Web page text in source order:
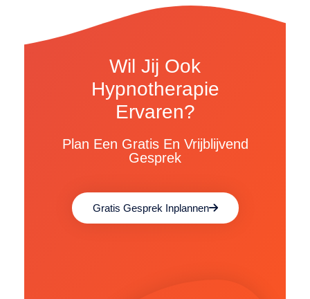
Wil Jij Ook
Hypnotherapie
Ervaren?
Plan Een Gratis En Vrijblijvend
Gesprek
Gratis Gesprek Inplannen